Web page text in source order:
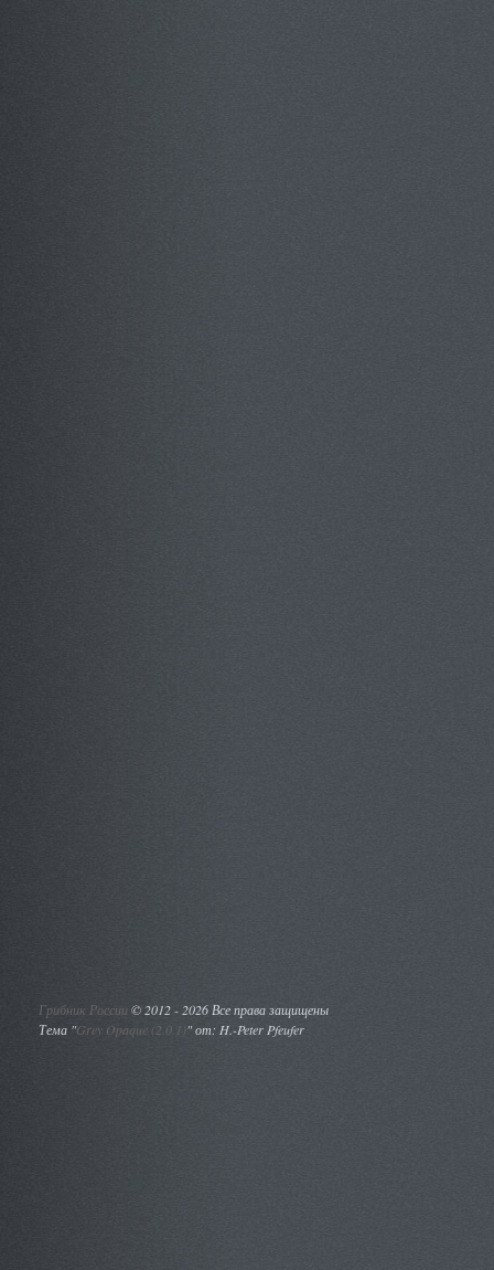
Грибник России ©2012 - 2026 Все права защищены
Тема "Grey Opaque (2.0.1)" от: H.-Peter Pfeufer